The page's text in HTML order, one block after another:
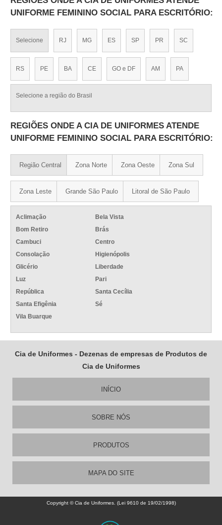
UNIFORME FEMININO SOCIAL PARA ESCRITÓRIO:
Selecione RJ MG ES SP PR SC
RS PE BA CE GO e DF AM PA
Selecione a região do Brasil
REGIÕES ONDE A CIA DE UNIFORMES ATENDE
UNIFORME FEMININO SOCIAL PARA ESCRITÓRIO:
Região Central Zona Norte Zona Oeste Zona Sul
Zona Leste Grande São Paulo Litoral de São Paulo
Aclimação
Bela Vista
Bom Retiro
Brás
Cambuci
Centro
Consolação
Higienópolis
Glicério
Liberdade
Luz
Pari
República
Santa Cecília
Santa Efigênia
Sé
Vila Buarque
Cia de Uniformes - Dezenas de empresas de Produtos de
Cia de Uniformes
INÍCIO
SOBRE NÓS
PRODUTOS
MAPA DO SITE
Copyright © Cia de Uniformes. (Lei 9610 de 19/02/1998)